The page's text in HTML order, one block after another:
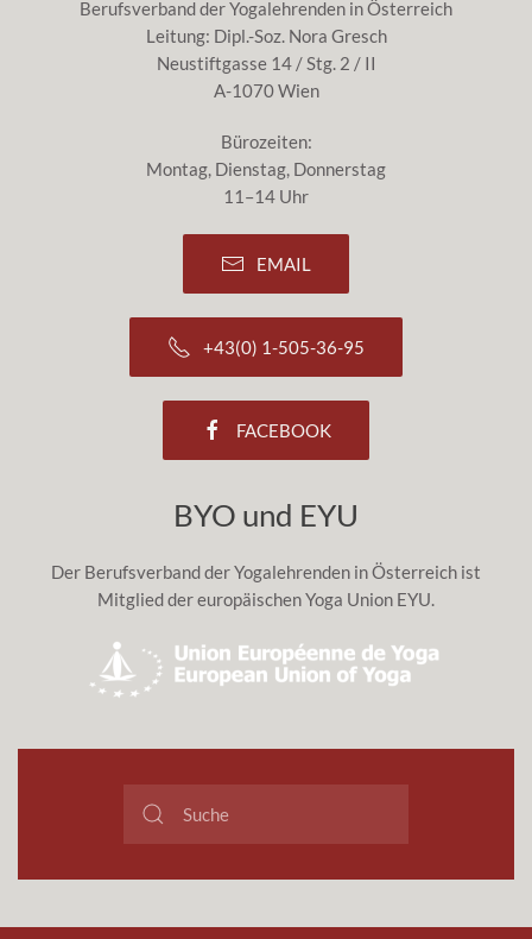
Berufsverband der Yogalehrenden in Österreich
Leitung: Dipl.-Soz. Nora Gresch
Neustiftgasse 14 / Stg. 2 / II
A-1070 Wien
Bürozeiten:
Montag, Dienstag, Donnerstag
11–14 Uhr
EMAIL
+43(0) 1-505-36-95
FACEBOOK
BYO und EYU
Der Berufsverband der Yogalehrenden in Österreich ist
Mitglied der europäischen Yoga Union EYU.